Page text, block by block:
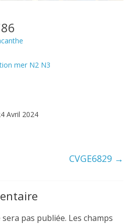
mer N2 N3
Avril 2024
CVGE6829 →
pas publiée. Les champs